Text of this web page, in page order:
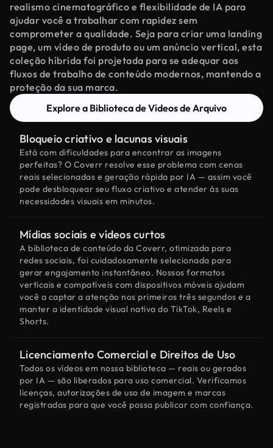
realismo cinematográfico e flexibilidade de IA para
ajudar você a trabalhar com rapidez sem
comprometer a qualidade. Seja para criar uma landing
page, um vídeo de produto ou um anúncio vertical, esta
coleção híbrida foi projetada para se adequar aos
fluxos de trabalho de conteúdo modernos, mantendo a
proteção da sua marca.
Explore a Biblioteca de Vídeos de Arquivo
Bloqueio criativo e lacunas visuais
Está com dificuldades para encontrar as imagens
perfeitas? O Coverr resolve esse problema com cenas
reais selecionadas e geração rápida por IA — assim você
pode desbloquear seu fluxo criativo e atender às suas
necessidades visuais em minutos.
Mídias sociais e vídeos curtos
A biblioteca de conteúdo da Coverr, otimizada para
redes sociais, foi cuidadosamente selecionada para
gerar engajamento instantâneo. Nossos formatos
verticais e compatíveis com dispositivos móveis ajudam
você a captar a atenção nos primeiros três segundos e a
manter a identidade visual nativa do TikTok, Reels e
Shorts.
Licenciamento Comercial e Direitos de Uso
Todos os vídeos em nossa biblioteca — reais ou gerados
por IA — são liberados para uso comercial. Verificamos
licenças, autorizações de uso de imagem e marcas
registradas para que você possa publicar com confiança.